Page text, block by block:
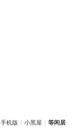
手机版 小黑屋 等闲居